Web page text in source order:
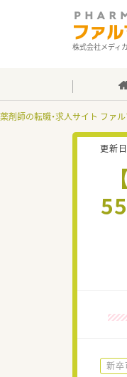
株式会社メディ
薬剤師の転職・求人サイト ファ
更新日
新卒